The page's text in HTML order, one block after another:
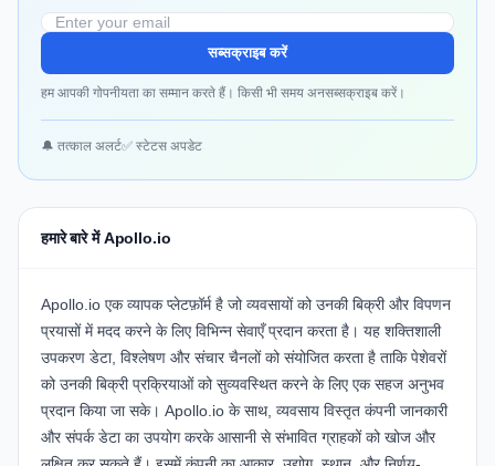
सब्सक्राइब करें
हम आपकी गोपनीयता का सम्मान करते हैं। किसी भी समय अनसब्सक्राइब करें।
🔔 तत्काल अलर्ट✅ स्टेटस अपडेट
हमारे बारे में Apollo.io
Apollo.io एक व्यापक प्लेटफ़ॉर्म है जो व्यवसायों को उनकी बिक्री और विपणन
प्रयासों में मदद करने के लिए विभिन्न सेवाएँ प्रदान करता है। यह शक्तिशाली
उपकरण डेटा, विश्लेषण और संचार चैनलों को संयोजित करता है ताकि पेशेवरों
को उनकी बिक्री प्रक्रियाओं को सुव्यवस्थित करने के लिए एक सहज अनुभव
प्रदान किया जा सके। Apollo.io के साथ, व्यवसाय विस्तृत कंपनी जानकारी
और संपर्क डेटा का उपयोग करके आसानी से संभावित ग्राहकों को खोज और